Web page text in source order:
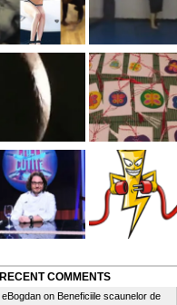
RECENT COMMENTS
eBogdan on Beneficiile scaunelor de